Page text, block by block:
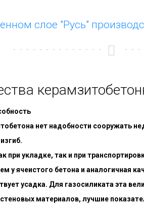
слое "Русь"
нет надобности сооружать
при укладке, так и при
у ячеистого бетона и аналогичная
усадка. Для газосиликата эта
материалов, лучшие